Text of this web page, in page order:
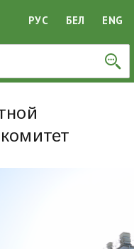
РУС БЕЛ ENG